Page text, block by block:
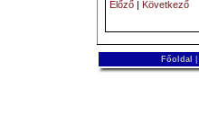
Előző | Következő
Főoldal